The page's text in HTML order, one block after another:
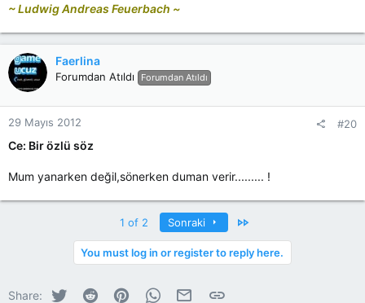
~ Ludwig Andreas Feuerbach ~
Faerlina
Forumdan Atıldı Forumdan Atıldı
29 Mayıs 2012 #20
Ce: Bir özlü söz
Mum yanarken değil,sönerken duman verir......... !
1 of 2 Sonraki Last
You must log in or register to reply here.
Share: Twitter Reddit PinterestWhatsApp
E-postaLink